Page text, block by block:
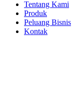
Tentang Kami
Produk
Peluang Bisnis
Kontak